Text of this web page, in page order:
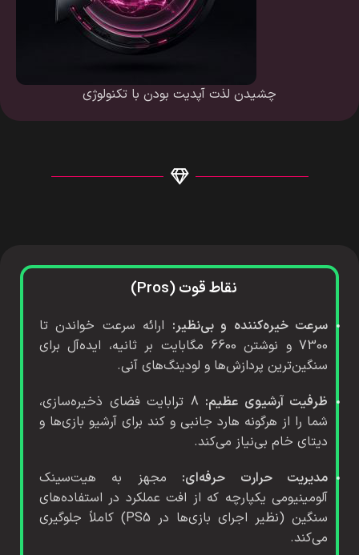
چشیدن لذت آپدیت بودن با تکنولوژی
نقاط قوت (Pros)
سرعت خیره‌کننده و بی‌نظیر: ارائه سرعت خواندن تا
7300 و نوشتن 6600 مگابایت بر ثانیه، ایده‌آل برای
سنگین‌ترین پردازش‌ها و لودینگ‌های آنی.
ظرفیت آرشیوی عظیم:
8 ترابایت فضای ذخیره‌سازی،
شما را از هرگونه هارد جانبی و کند برای آرشیو بازی‌ها و
دیتای خام بی‌نیاز می‌کند.
مدیریت حرارت حرفه‌ای: مجهز به هیت‌سینک
آلومینیومی یکپارچه که از افت عملکرد در استفاده‌های
سنگین (نظیر اجرای بازی‌ها در PS5) کاملاً جلوگیری
می‌کند.